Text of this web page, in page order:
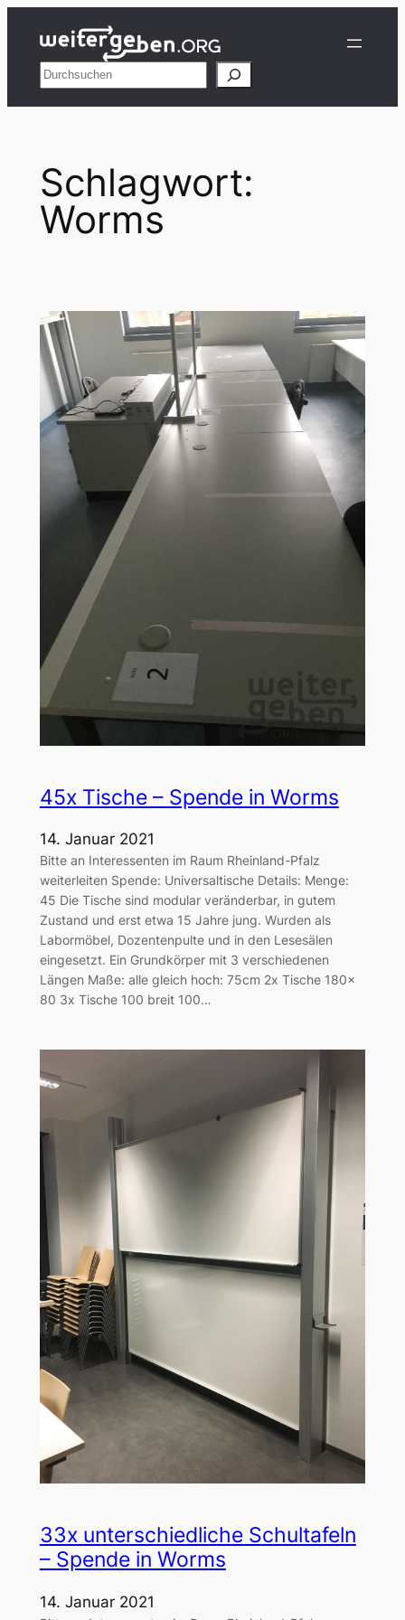
Inhalt
springenSuchen
Schlagwort:
Worms
45x Tische – Spende in Worms
14. Januar 2021
Bitte an Interessenten im Raum Rheinland-Pfalz
weiterleiten Spende: Universaltische Details: Menge:
45 Die Tische sind modular veränderbar, in gutem
Zustand und erst etwa 15 Jahre jung. Wurden als
Labormöbel, Dozentenpulte und in den Lesesälen
eingesetzt. Ein Grundkörper mit 3 verschiedenen
Längen Maße: alle gleich hoch: 75cm 2x Tische 180x
80 3x Tische 100 breit 100…
33x unterschiedliche Schultafeln
– Spende in Worms
14. Januar 2021